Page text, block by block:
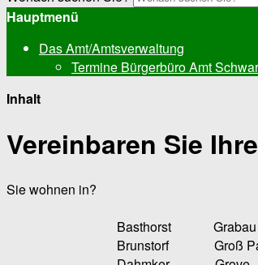
Hauptmenü
Das Amt/Amtsverwaltung
Termine Bürgerbüro Amt
Inhalt
Vereinbaren Sie
Sie wohnen in?
Basthorst Grabau
Brunstorf Groß